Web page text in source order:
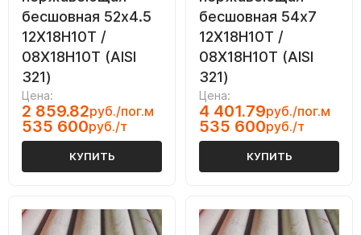
бесшовная 52х4.5
12Х18Н10Т /
08Х18Н10Т (AISI
321)
Цена:
2 859.82руб./пог.м
535 600руб./т
КУПИТЬ
бесшовная 54х7
12Х18Н10Т /
08Х18Н10Т (AISI
321)
Цена:
4 401.79руб./пог.м
535 600руб./т
КУПИТЬ